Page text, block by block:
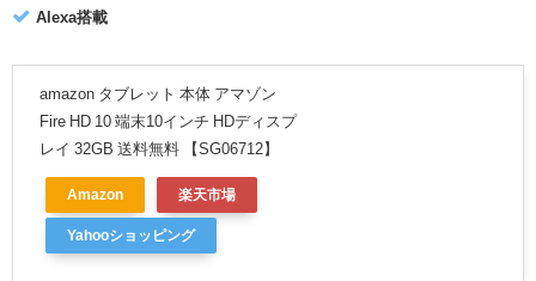
Alexa搭載
amazon タブレット 本体 アマゾン
Fire HD 10 端末10インチ HDディスプ
レイ 32GB 送料無料 【SG06712】
Amazon 楽天市場
Yahooショッピング